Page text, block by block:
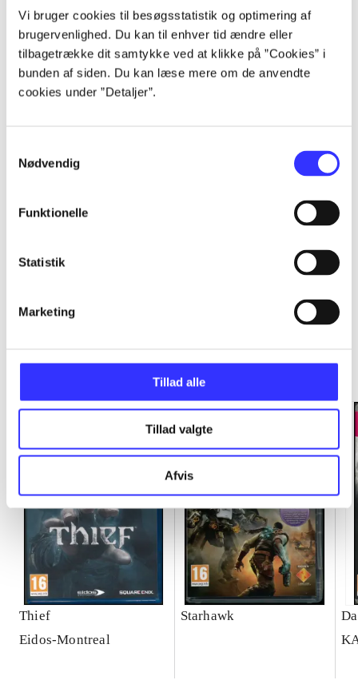
Vi bruger cookies til besøgsstatistik og optimering af
brugervenlighed. Du kan til enhver tid ændre eller
tilbagetrække dit samtykke ved at klikke på ”Cookies” i
bunden af siden. Du kan læse mere om de anvendte
cookies under ”Detaljer”.
Nødvendig
Funktionelle
Statistik
Marketing
Tillad alle
Tillad valgte
Afvis
...
Minder om
Thief
Eidos-Montreal
Starhawk